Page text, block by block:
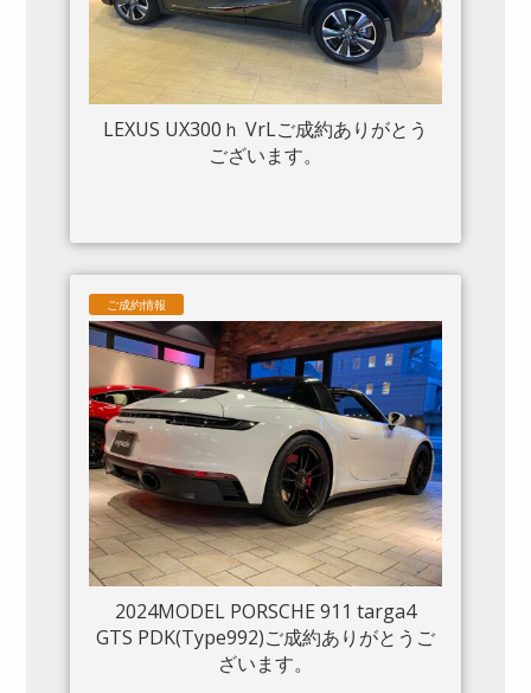
LEXUS UX300ｈ VrLご成約ありがとう
ございます。
ご成約情報
2024MODEL PORSCHE 911 targa4
GTS PDK(Type992)ご成約ありがとうご
ざいます。